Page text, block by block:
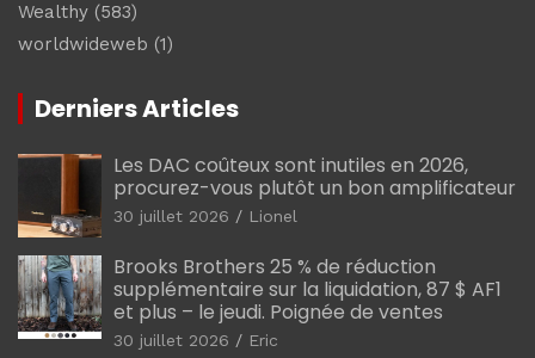
Wealthy (583)
worldwideweb (1)
Derniers Articles
Les DAC coûteux sont inutiles en 2026,
procurez-vous plutôt un bon amplificateur
30 juillet 2026 Lionel
Brooks Brothers 25 % de réduction
supplémentaire sur la liquidation, 87 $ AF1
et plus – le jeudi. Poignée de ventes
30 juillet 2026 Eric